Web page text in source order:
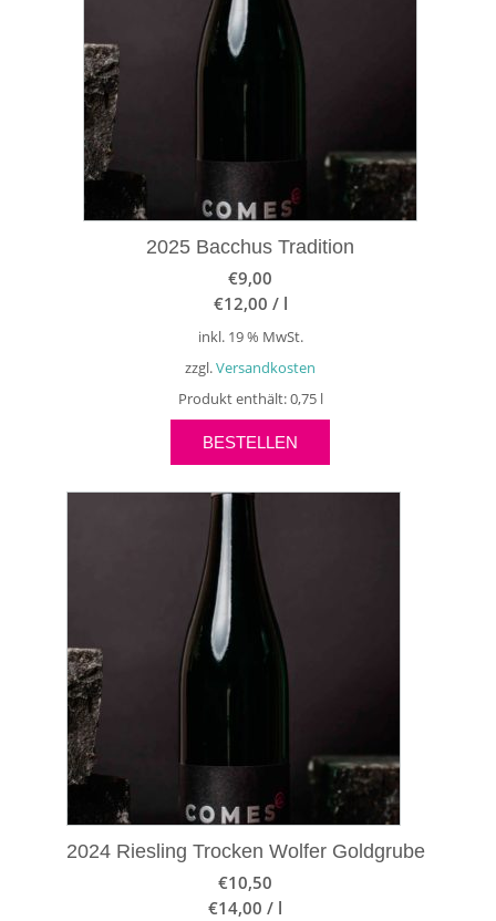
2025 Bacchus Tradition
€9,00
€12,00 / l
inkl. 19 % MwSt.
zzgl.Versandkosten
Produkt enthält: 0,75 l
BESTELLEN
2024 Riesling Trocken Wolfer Goldgrube
€10,50
€14,00 / l